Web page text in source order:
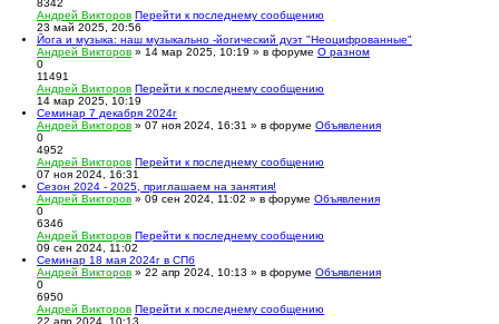
Андрей Викторов Перейти к последнему сообщению
23 май 2025, 20:56
Йога и музыка: наш музыкально -йогический дуэт "Неоцифрованные"
Андрей Викторов » 14 мар 2025, 10:19 » в форуме О разном
0
11491
Андрей Викторов Перейти к последнему сообщению
14 мар 2025, 10:19
Семинар 7 декабря 2024г
Андрей Викторов » 07 ноя 2024, 16:31 » в форуме Объявления
0
4952
Андрей Викторов Перейти к последнему сообщению
07 ноя 2024, 16:31
Сезон 2024 - 2025, приглашаем на занятия!
Андрей Викторов » 09 сен 2024, 11:02 » в форуме Объявления
0
6346
Андрей Викторов Перейти к последнему сообщению
09 сен 2024, 11:02
Семинар 18 мая 2024г в СПб
Андрей Викторов » 22 апр 2024, 10:13 » в форуме Объявления
0
6950
Андрей Викторов Перейти к последнему сообщению
22 апр 2024, 10:13